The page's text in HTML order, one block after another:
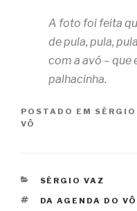
A foto foi feita
de pula, pula,
com a avó – que
palhacinha.
POSTADO EM
VÔ
CATEGORIAS
SÉRGIO VAZ
TAGS
DA AGENDA DO VÔ